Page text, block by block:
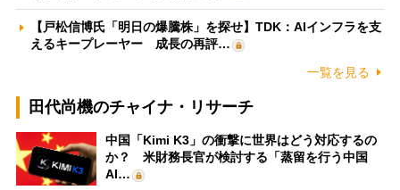
【戸松信博氏「明日の爆騰株」を探せ】TDK：AIインフラを支
えるキープレーヤー 成長の再評…
一覧を見る
田代尚機のチャイナ・リサーチ
中国「Kimi K3」の衝撃に世界はどう対応するの
か？ 米財務長官が検討する「蒸留を行う中国
AI…